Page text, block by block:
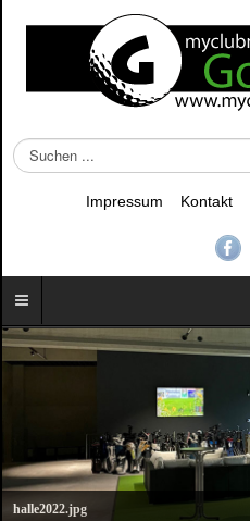
S
u
.
.
.
Impressum Kontakt
halle2022.jpg